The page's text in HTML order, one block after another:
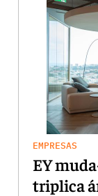
EMPRESAS
EY
triplica